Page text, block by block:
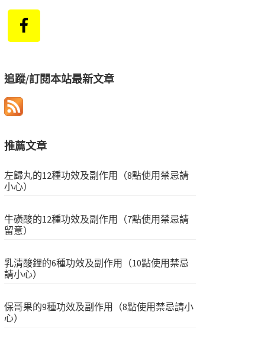
追蹤/訂閱本站最新文章
推薦文章
左歸丸的12種功效及副作用（8點使用禁忌請
小心）
牛磺酸的12種功效及副作用（7點使用禁忌請
留意）
乳清酸鋰的6種功效及副作用（10點使用禁忌
請小心）
保哥果的9種功效及副作用（8點使用禁忌請小
心）